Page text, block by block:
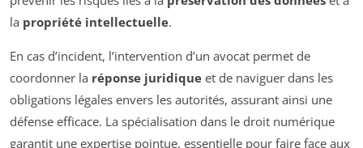
la propriété intellectuelle.
En cas d’incident, l’intervention d’un avocat permet de
coordonner la réponse juridique et de naviguer dans les
obligations légales envers les autorités, assurant ainsi une
défense efficace. La spécialisation dans le droit numérique
garantit une expertise pointue, essentielle pour faire face aux